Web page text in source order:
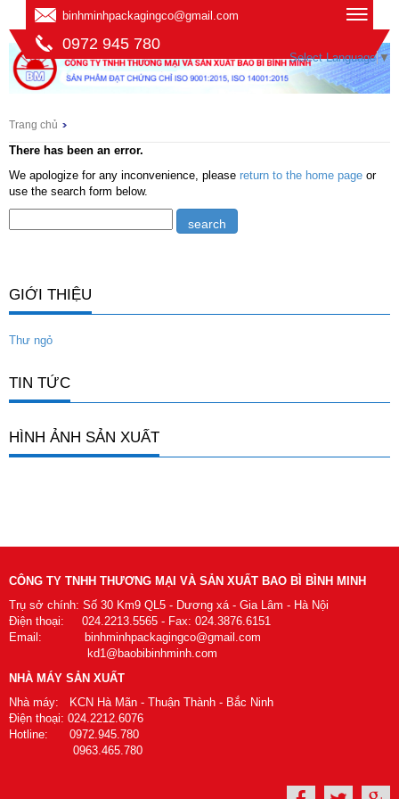
binhminhpackagingco@gmail.com
0972 945 780
Select Language ▼
Trang chủ
There has been an error.
We apologize for any inconvenience, please return to the home page or
use the search form below.
GIỚI THIỆU
Thư ngỏ
TIN TỨC
HÌNH ẢNH SẢN XUẤT
CÔNG TY TNHH THƯƠNG MẠI VÀ SẢN XUẤT BAO BÌ BÌNH MINH
Trụ sở chính: Số 30 Km9 QL5 - Dương xá - Gia Lâm - Hà Nội
Điện thoại: 024.2213.5565 - Fax: 024.3876.6151
Email: binhminhpackagingco@gmail.com
kd1@baobibinhminh.com
NHÀ MÁY SẢN XUẤT
Nhà máy: KCN Hà Mãn - Thuận Thành - Bắc Ninh
Điện thoại: 024.2212.6076
Hotline: 0972.945.780
0963.465.780